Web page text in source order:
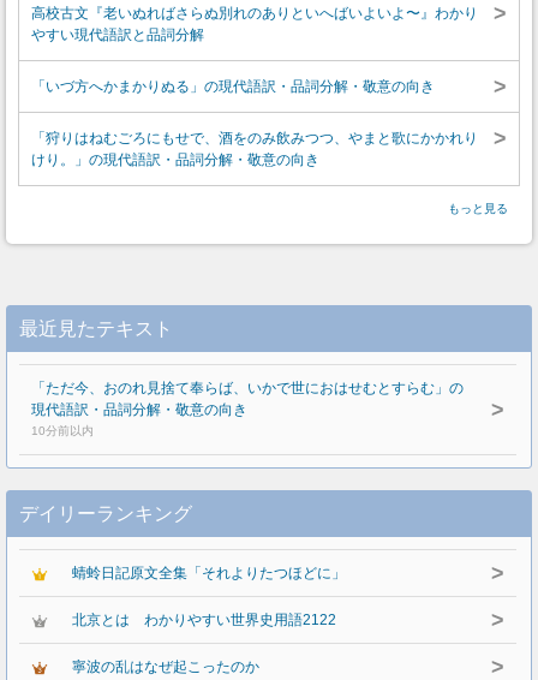
高校古文『老いぬればさらぬ別れのありといへばいよいよ〜』わかり
やすい現代語訳と品詞分解
>
「いづ方へかまかりぬる」の現代語訳・品詞分解・敬意の向き >
「狩りはねむごろにもせで、酒をのみ飲みつつ、やまと歌にかかれり
けり。」の現代語訳・品詞分解・敬意の向き
>
もっと見る
最近見たテキスト
「ただ今、おのれ見捨て奉らば、いかで世におはせむとすらむ」の
現代語訳・品詞分解・敬意の向き
10分前以内
>
デイリーランキング
蜻蛉日記原文全集「それよりたつほどに」 >
北京とは わかりやすい世界史用語2122 >
寧波の乱はなぜ起こったのか >